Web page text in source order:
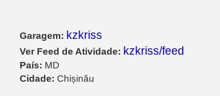
Garagem: kzkriss
Ver Feed de Atividade: kzkriss/feed
País: MD
Cidade: Chișinău